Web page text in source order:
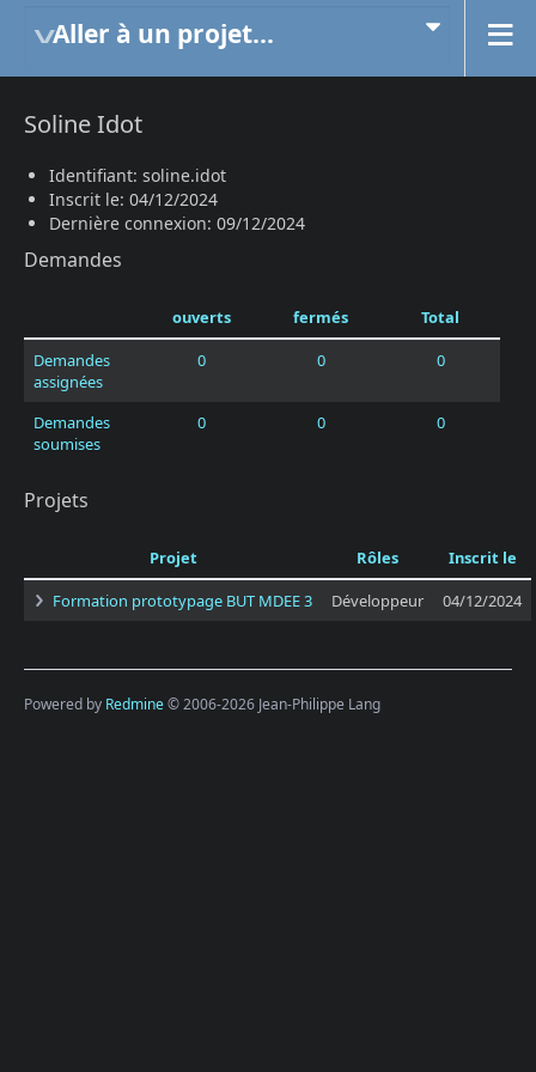
Aller à un projet...
Soline Idot
Identifiant: soline.idot
Inscrit le: 04/12/2024
Dernière connexion: 09/12/2024
Demandes
ouverts fermés
Total
Demandes
assignées
0 0 0
Demandes
soumises
0 0 0
Projets
Projet Rôles
Inscrit le
Formation prototypage BUT MDEE 3
Développeur 04/12/2024
Powered by Redmine© 2006-2026 Jean-Philippe Lang